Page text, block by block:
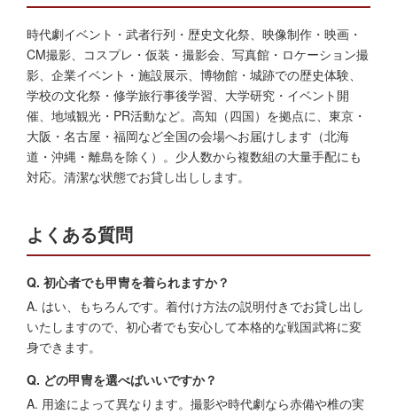
時代劇イベント・武者行列・歴史文化祭、映像制作・映画・
CM撮影、コスプレ・仮装・撮影会、写真館・ロケーション撮
影、企業イベント・施設展示、博物館・城跡での歴史体験、
学校の文化祭・修学旅行事後学習、大学研究・イベント開
催、地域観光・PR活動など。高知（四国）を拠点に、東京・
大阪・名古屋・福岡など全国の会場へお届けします（北海
道・沖縄・離島を除く）。少人数から複数組の大量手配にも
対応。清潔な状態でお貸し出しします。
よくある質問
Q. 初心者でも甲冑を着られますか？
A. はい、もちろんです。着付け方法の説明付きでお貸し出し
いたしますので、初心者でも安心して本格的な戦国武将に変
身できます。
Q. どの甲冑を選べばいいですか？
A. 用途によって異なります。撮影や時代劇なら赤備や椎の実